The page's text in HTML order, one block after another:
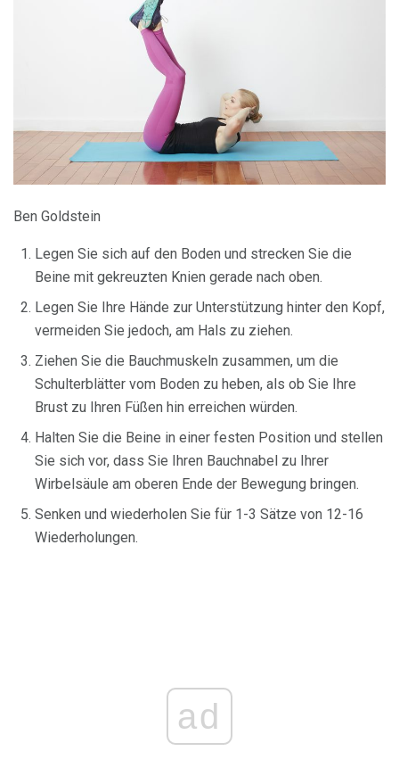
Ben Goldstein
Legen Sie sich auf den Boden und strecken Sie die
Beine mit gekreuzten Knien gerade nach oben.
Legen Sie Ihre Hände zur Unterstützung hinter den Kopf,
vermeiden Sie jedoch, am Hals zu ziehen.
Ziehen Sie die Bauchmuskeln zusammen, um die
Schulterblätter vom Boden zu heben, als ob Sie Ihre
Brust zu Ihren Füßen hin erreichen würden.
Halten Sie die Beine in einer festen Position und stellen
Sie sich vor, dass Sie Ihren Bauchnabel zu Ihrer
Wirbelsäule am oberen Ende der Bewegung bringen.
Senken und wiederholen Sie für 1-3 Sätze von 12-16
Wiederholungen.
ad